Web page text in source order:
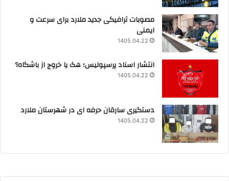
مصوبات ترافیکی جدید ملارد برای سرعت و
ایمنی
1405.04.22
انتشار اسناد پرسپولیس؛ هک یا خروج از باشگاه؟
1405.04.22
دستگیری سارقان حرفه ای در شهرستان ملارد
1405.04.22